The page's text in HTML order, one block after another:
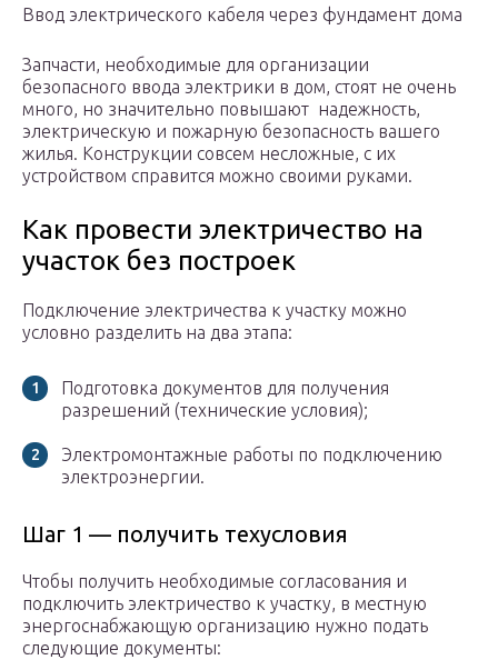
Ввод электрического кабеля через фундамент дома
Запчасти, необходимые для организации
безопасного ввода электрики в дом, стоят не очень
много, но значительно повышают надежность,
электрическую и пожарную безопасность вашего
жилья. Конструкции совсем несложные, с их
устройством справится можно своими руками.
Как провести электричество на
участок без построек
Подключение электричества к участку можно
условно разделить на два этапа:
Подготовка документов для получения
разрешений (технические условия);
Электромонтажные работы по подключению
электроэнергии.
Шаг 1 — получить техусловия
Чтобы получить необходимые согласования и
подключить электричество к участку, в местную
энергоснабжающую организацию нужно подать
следующие документы: